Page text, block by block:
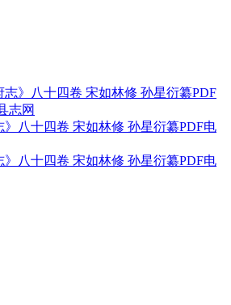
》八十四卷 宋如林修 孙星衍纂PDF电
》八十四卷 宋如林修 孙星衍纂PDF电